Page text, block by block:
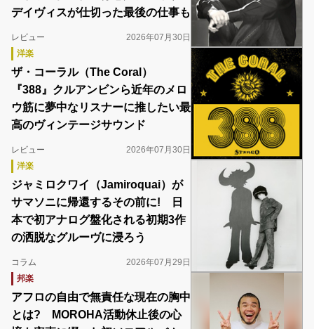
デイヴィスが仕切った最後の仕事も
レビュー
2026年07月30日
洋楽
ザ・コーラル（The Coral）
『388』クルアンビンら近年のメロ
ウ筋に夢中なリスナーに推したい最
高のヴィンテージサウンド
レビュー
2026年07月30日
洋楽
ジャミロクワイ（Jamiroquai）が
サマソニに帰還するその前に! 日
本で初アナログ盤化される初期3作
の洒脱なグルーヴに浸ろう
コラム
2026年07月29日
邦楽
アフロの自由で無責任な現在の胸中
とは? MOROHA活動休止後の心